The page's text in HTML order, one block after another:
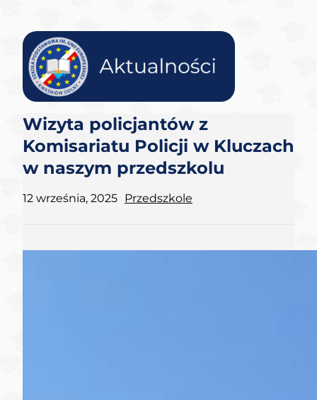
Wizyta policjantów z
Komisariatu Policji w Kluczach
w naszym przedszkolu
12 września, 2025 Przedszkole